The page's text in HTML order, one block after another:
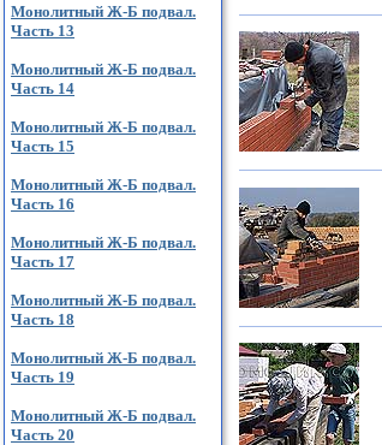
Монолитный Ж-Б подвал.
Часть 13
Монолитный Ж-Б подвал.
Часть 14
Монолитный Ж-Б подвал.
Часть 15
Монолитный Ж-Б подвал.
Часть 16
Монолитный Ж-Б подвал.
Часть 17
Монолитный Ж-Б подвал.
Часть 18
Монолитный Ж-Б подвал.
Часть 19
Монолитный Ж-Б подвал.
Часть 20